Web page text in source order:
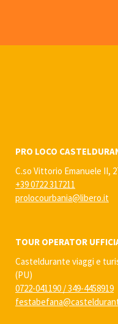
PRO LOCO
C.so Vittorio Emanuele II,
+39 0722 317211
prolocourbania@libero.it
TOUR OPERATOR
Casteldurante viaggi e
(PU)
0722-041190 /349-4458919